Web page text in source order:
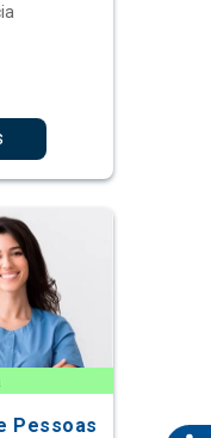
Pessoas